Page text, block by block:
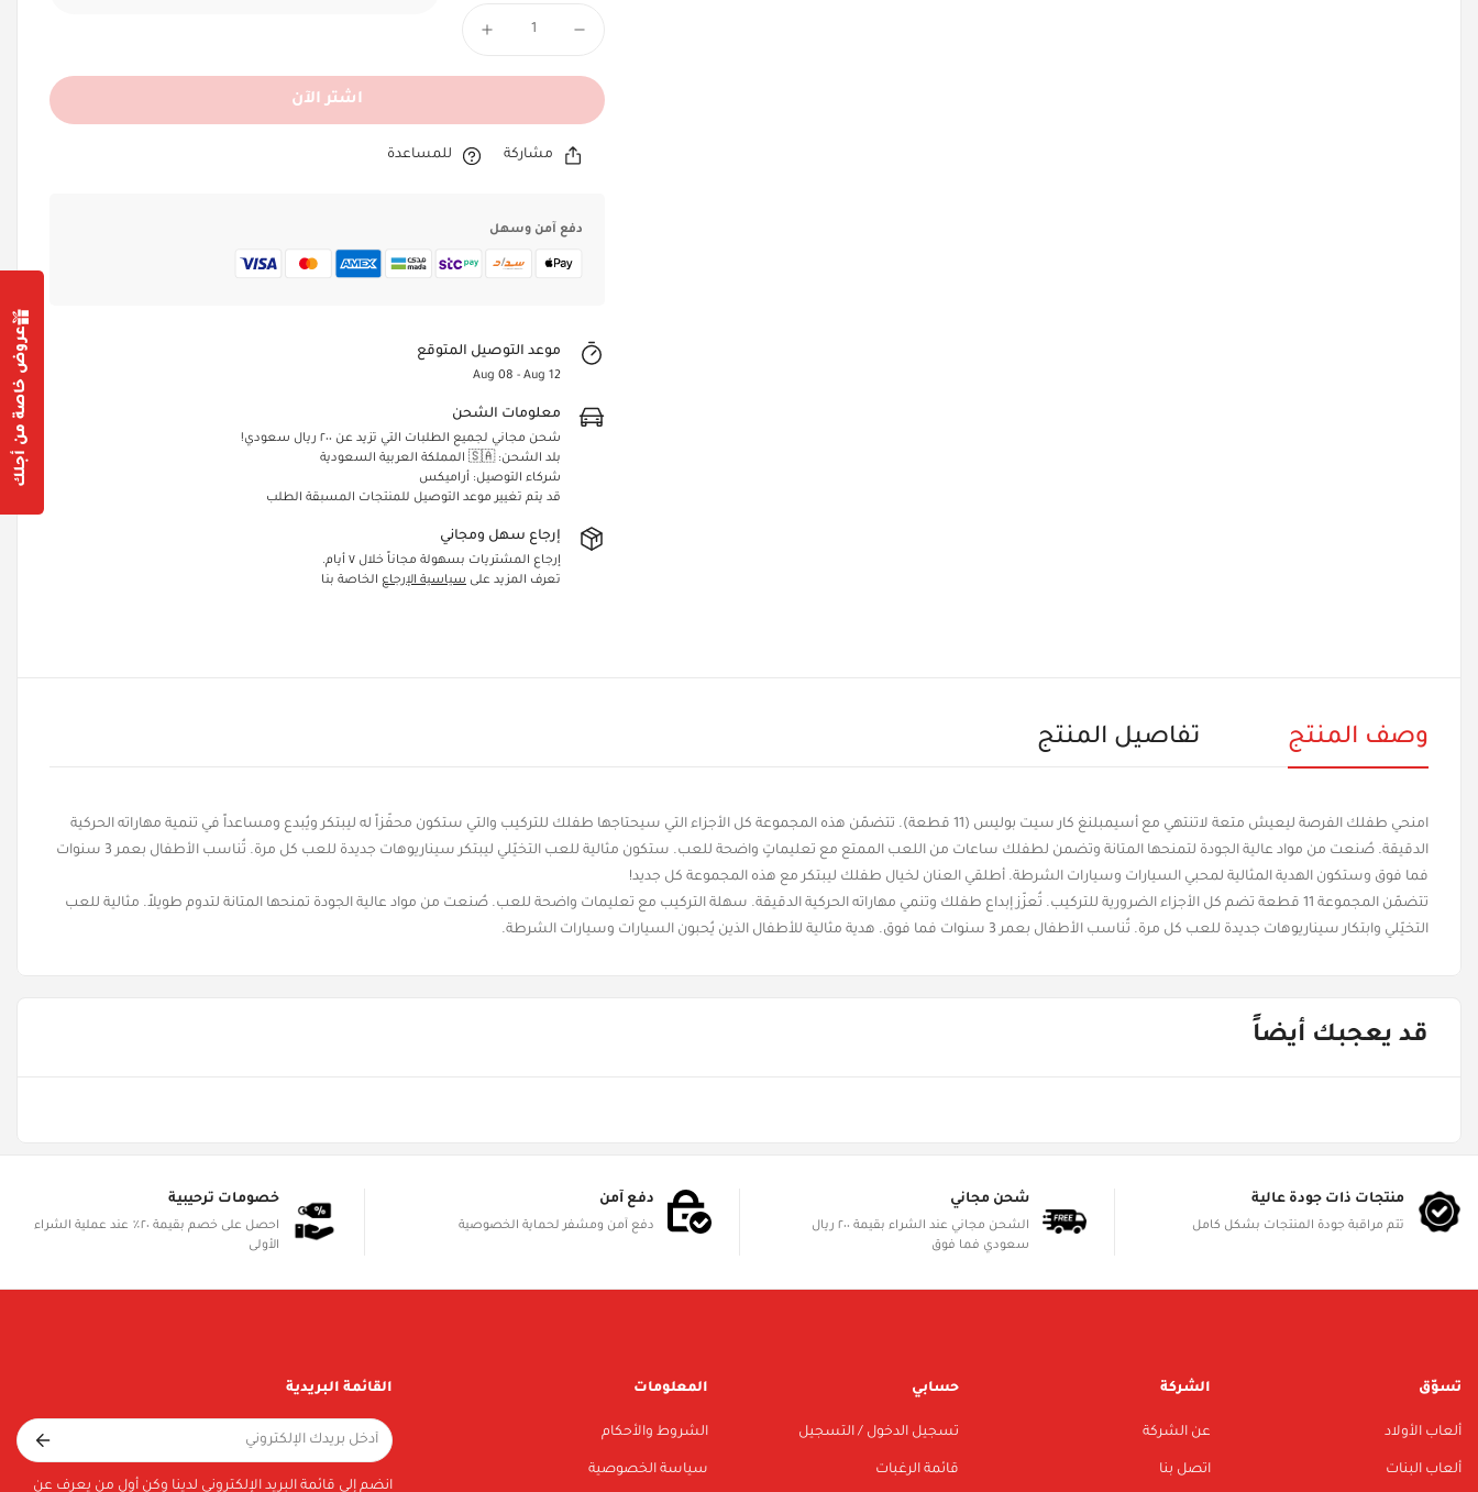
اشتر الآن
مشاركة للمساعدة
دفع آمن وسهل
موعد التوصيل المتوقع
Aug 08 - Aug 12
معلومات الشحن
شحن مجاني لجميع الطلبات التي تزيد عن ٢٠٠ ريال سعودي!
بلد الشحن: 🇸🇦 المملكة العربية السعودية
شركاء التوصيل: أراميكس
قد يتم تغيير موعد التوصيل للمنتجات المسبقة الطلب
إرجاع سهل ومجاني
إرجاع المشتريات بسهولة مجاناً خلال ٧ أيام.
تعرف المزيد على سياسية الإرجاع الخاصة بنا
وصف المنتج تفاصيل المنتج
امنحي طفلك الفرصة ليعيش متعة لاتنتهي مع أسيمبلنغ كار سيت بوليس (11 قطعة). تتضمّن هذه المجموعة كل الأجزاء التي سيحتاجها طفلك للتركيب والتي ستكون محفّزاً له ليبتكر ويُبدع ومساعداً في تنمية مهاراته الحركية
الدقيقة. صُنعت من مواد عالية الجودة لتمنحها المتانة وتضمن لطفلك ساعات من اللعب الممتع مع تعليماتٍ واضحة للعب. ستكون مثالية للعب التخيّلي ليبتكر سيناريوهات جديدة للعب كل مرة. تُناسب الأطفال بعمر 3 سنوات
فما فوق وستكون الهدية المثالية لمحبي السيارات وسيارات الشرطة. أطلقي العنان لخيال طفلك ليبتكر مع هذه المجموعة كل جديد!
تتضمّن المجموعة 11 قطعة تضم كل الأجزاء الضرورية للتركيب. تُعزّز إبداع طفلك وتنمي مهاراته الحركية الدقيقة. سهلة التركيب مع تعليمات واضحة للعب. صُنعت من مواد عالية الجودة تمنحها المتانة لتدوم طويلاً. مثالية للعب
التخيّلي وابتكار سيناريوهات جديدة للعب كل مرة. تُناسب الأطفال بعمر 3 سنوات فما فوق. هدية مثالية للأطفال الذين يُحبون السيارات وسيارات الشرطة.
قد يعجبك أيضاً
منتجات ذات جودة عالية
تتم مراقبة جودة المنتجات بشكل كامل
شحن مجاني
الشحن مجاني عند الشراء بقيمة ٢٠٠ ريال
سعودي فما فوق
دفع آمن
دفع آمن ومشفر لحماية الخصوصية
خصومات ترحيبية
احصل على خصم بقيمة ٢٠٪ عند عملية الشراء
الأولى
تسوّق
ألعاب الأولاد
ألعاب البنات
الشركة
عن الشركة
اتصل بنا
حسابي
تسجيل الدخول / التسجيل
قائمة الرغبات
المعلومات
الشروط والأحكام
سياسة الخصوصية
القائمة البريدية
انضم إلى قائمة البريد الإلكتروني لدينا وكن أول من يعرف عن
عروض خاصة من أجلك